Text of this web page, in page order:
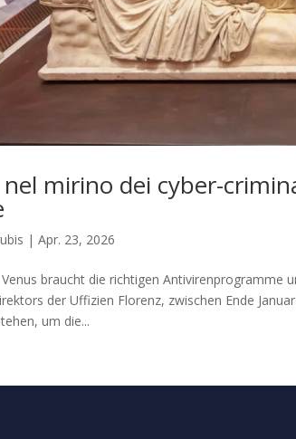
mirino dei cyber-
|Apr. 23, 2026
braucht die richtigen Antivirenprogramme
der Uffizien Florenz, zwischen Ende
um die...